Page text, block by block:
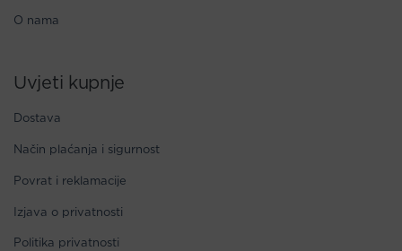
O nama
Uvjeti kupnje
Dostava
Način plaćanja i sigurnost
Povrat i reklamacije
Izjava o privatnosti
Politika privatnosti